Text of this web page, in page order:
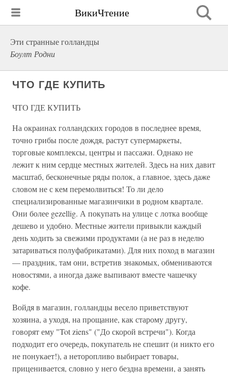
ВикиЧтение
Эти странные голландцы
Боулт Родни
ЧТО ГДЕ КУПИТЬ
ЧТО ГДЕ КУПИТЬ
На окраинах голландских городов в последнее время,
точно грибы после дождя, растут супермаркеты,
торговые комплексы, центры и пассажи. Однако не
лежит к ним сердце местных жителей. Здесь на них давит
масштаб, бесконечные ряды полок, а главное, здесь даже
словом не с кем перемолвиться! То ли дело
специализированные магазинчики в родном квартале.
Они более gezellig. А покупать на улице с лотка вообще
дешево и удобно. Местные жители привыкли каждый
день ходить за свежими продуктами (а не раз в неделю
затариваться полуфабрикатами). Для них поход в магазин
— праздник, там они, встретив знакомых, обмениваются
новостями, а иногда даже выпивают вместе чашечку
кофе.
Войдя в магазин, голландцы весело приветствуют
хозяина, а уходя, на прощание, как старому другу,
говорят ему "Tot ziens" ("До скорой встречи"). Когда
подходит его очередь, покупатель не спешит (и никто его
не понукает!), а неторопливо выбирает товары,
приценивается, словно у него бездна времени, а занять